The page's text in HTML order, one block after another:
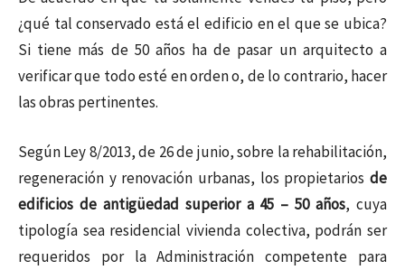
¿qué tal conservado está el edificio en el que se ubica?
Si tiene más de 50 años ha de pasar un arquitecto a
verificar que todo esté en orden o, de lo contrario, hacer
las obras pertinentes.
Según Ley 8/2013, de 26 de junio, sobre la rehabilitación,
regeneración y renovación urbanas, los propietarios de
edificios de antigüedad superior a 45 – 50 años, cuya
tipología sea residencial vivienda colectiva, podrán ser
requeridos por la Administración competente para